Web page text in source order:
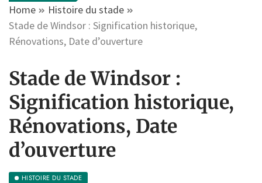
Home
Histoire du stade
Stade de Windsor : Signification historique,
Rénovations, Date d’ouverture
Stade de Windsor :
Signification historique,
Rénovations, Date
d’ouverture
HISTOIRE DU STADE